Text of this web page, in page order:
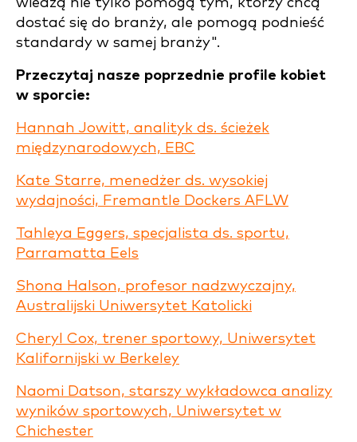
dostać się do branży, ale pomogą podnieść
standardy w samej branży".
Przeczytaj nasze poprzednie profile kobiet
w sporcie:
Hannah Jowitt, analityk ds. ścieżek
międzynarodowych, EBC
Kate Starre, menedżer ds. wysokiej
wydajności, Fremantle Dockers AFLW
Tahleya Eggers, specjalista ds. sportu,
Parramatta Eels
Shona Halson, profesor nadzwyczajny,
Australijski Uniwersytet Katolicki
Cheryl Cox, trener sportowy, Uniwersytet
Kalifornijski w Berkeley
Naomi Datson, starszy wykładowca analizy
wyników sportowych, Uniwersytet w
Chichester